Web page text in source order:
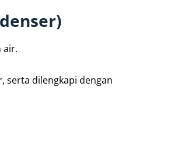
air.
serta dilengkapi dengan